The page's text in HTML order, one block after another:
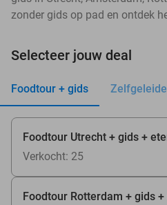
zonder gids op pad en ontdek
Selecteer jouw deal
Foodtour + gids
Foodtour Utrecht + gids +
Verkocht: 25
Foodtour Rotterdam + gids +